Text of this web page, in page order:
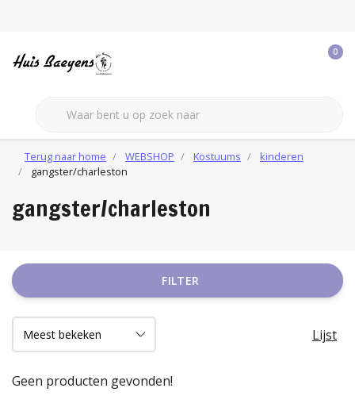
0
Terug naar home WEBSHOP Kostuums
kinderen
gangster/charleston
gangster/charleston
FILTER
Lijst
Geen producten gevonden!